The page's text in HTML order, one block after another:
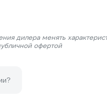
дилера менять
офертой